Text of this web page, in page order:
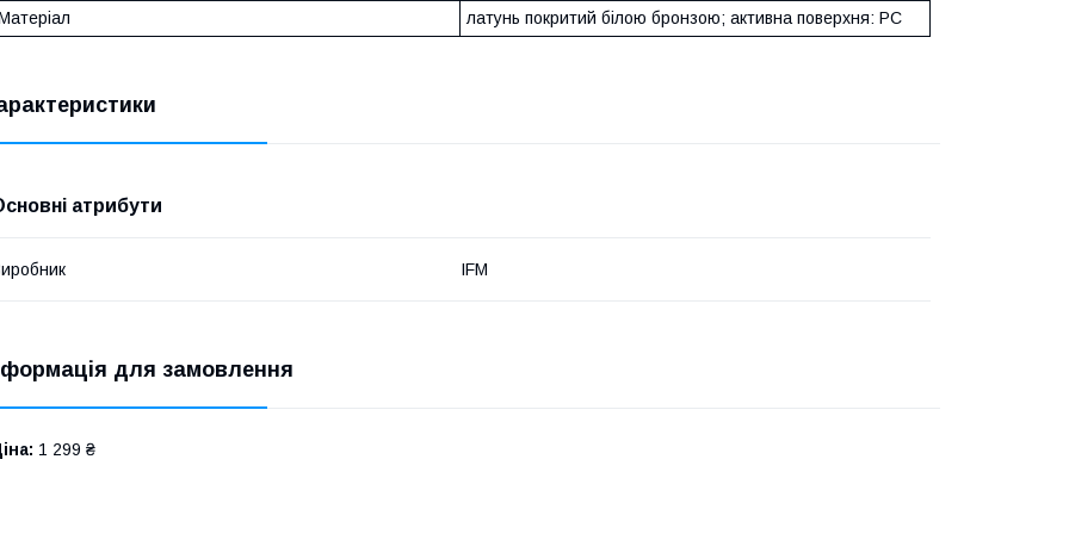
латунь покритий білою бронзою; активна поверхня: PC
атрибути
IFM
для замовлення
1 299 ₴